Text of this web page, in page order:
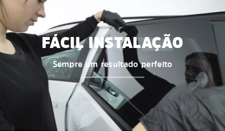
FÁCIL INSTALAÇÃO
Sempre um resultado perfeito